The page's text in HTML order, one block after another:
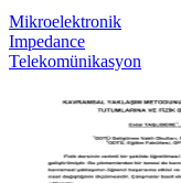
Mikroelektronik
Impedance
Telekomünikasyon